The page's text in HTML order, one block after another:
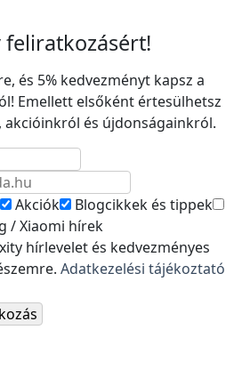
feliratkozásért!
és 5% kedvezményt kapsz a
Emellett elsőként értesülhetsz
és újdonságainkról.
Akciók
Blogcikkek és tippek
/ Xiaomi hírek
hírlevelet és kedvezményes
Adatkezelési tájékoztató